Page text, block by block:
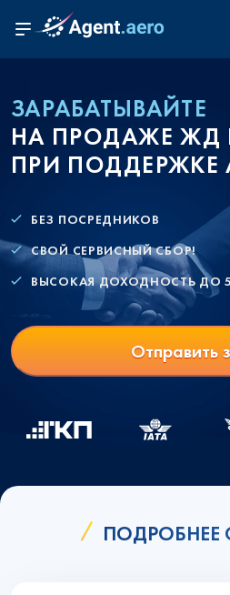
ЗАРАБАТЫВАЙТЕ
НА ПРОДАЖЕ ЖД
ПРИ ПОДДЕРЖКЕ
БЕЗ ПОСРЕДНИКОВ
СВОЙ СЕРВИСНЫЙ СБОР!
ВЫСОКАЯ ДОХОДНОСТЬ ДО
Отправить
ПОДРОБНЕЕ